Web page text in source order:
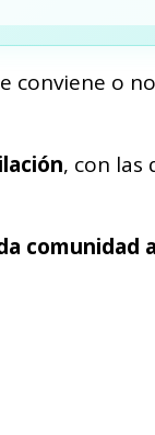
conviene o
, con las
comunidad